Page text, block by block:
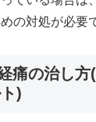
の対処が必要
痛の治し方
)